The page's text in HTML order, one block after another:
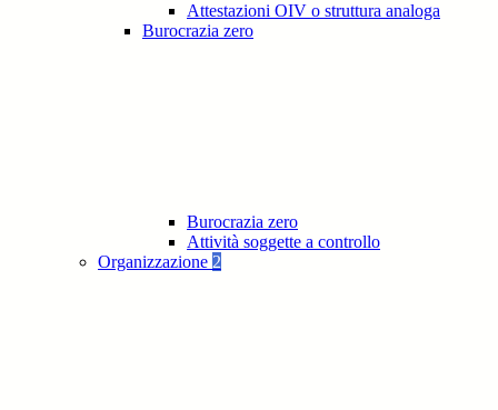
Attestazioni OIV o struttura analoga
Burocrazia zero
Burocrazia zero
Attività soggette a controllo
Organizzazione 2